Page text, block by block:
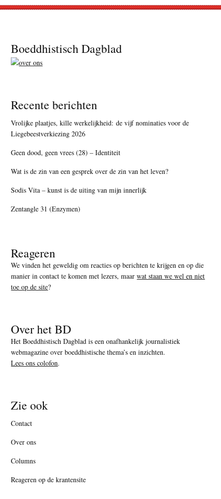
Footer
Boeddhistisch Dagblad
Recente berichten
Vrolijke plaatjes, kille werkelijkheid: de vijf nominaties voor de
Liegebeestverkiezing 2026
Geen dood, geen vrees (28) – Identiteit
Wat is de zin van een gesprek over de zin van het leven?
Sodis Vita – kunst is de uiting van mijn innerlijk
Zentangle 31 (Enzymen)
Reageren
We vinden het geweldig om reacties op berichten te krijgen en op die
manier in contact te komen met lezers, maarwat staan we wel en niet
toe op de site?
Over het BD
Het Boeddhistisch Dagblad is een onafhankelijk journalistiek
webmagazine over boeddhistische thema’s en inzichten.
Lees ons colofon.
Zie ook
Contact
Over ons
Columns
Reageren op de krantensite